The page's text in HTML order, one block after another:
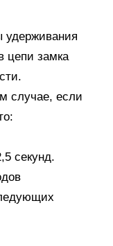
удерживания
цепи замка
случае, если
секунд.